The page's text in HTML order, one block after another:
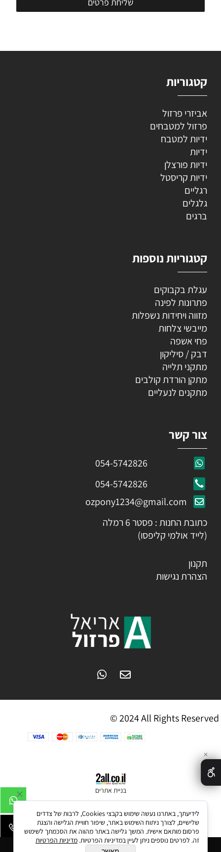
קטגוריות
אביזרי פרזול
פרזול למטבחים
ידיות למטבח
ידיות
ידיות פורצלן
ידיות קריסטל
רגליים
גלגלים
ברגים
קטגוריות נוספות
עגלת בקבוקים
פתרונות לפינה
מזווה ויחידות נשפלות
מייבשי צלחות
פחי אשפה
דבק / סיליקון
מתקני תלייה
מתקן הורדת קולבים
מתקנים לנעליים
צור קשר
054-5742826
054-5742826
ozpony1234@gmail.com
כתובת החנות : פסטר 6 רמלה
(לייד אולמי קליפסו)
תקנון
הצהרת נגישות
© 2024 All Rights Reserved
בניית אתרים
✕
לידיעתך, באתרנו נעשה שימוש בקבצי Cookies, לרבות של צדדים
שלישיים, לצורך ניתוח השימוש באתר, שיפור חוויית הגלישה והצגת
פרסום מותאם אישית. המשך גלישה באתר מהווה את הסכמתך לשימוש
זה. לפרטים נוספים ניתן לעיין במדיניות הפרטיות. מדיניות הפרטיות